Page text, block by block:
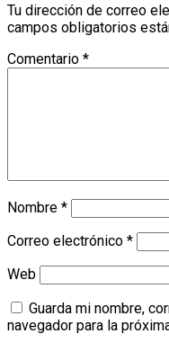
Tu dirección de correo
campos obligatorios
Comentario *
Nombre *
Correo electrónico *
Web
Guarda mi nombre,
navegador para la